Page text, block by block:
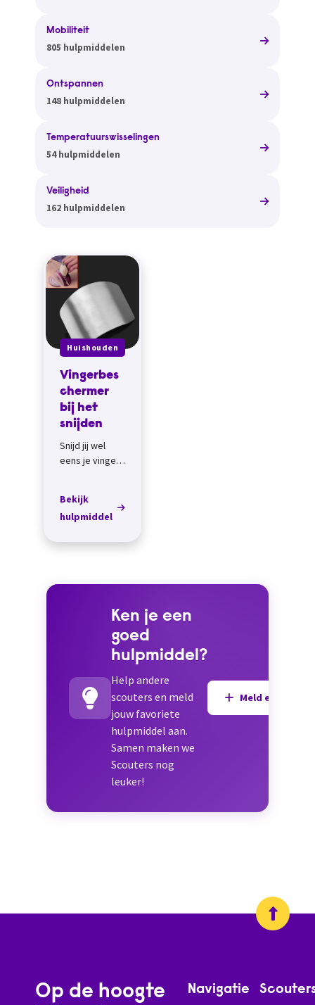
Mobiliteit
805 hulpmiddelen
Ontspannen
148 hulpmiddelen
Temperatuurswisselingen
54 hulpmiddelen
Veiligheid
162 hulpmiddelen
Huishouden
Vingerbes
chermer
bij het
snijden
Snijd jij wel
eens je vingers
koken?&nbsp;
Bekijk
hulpmiddel
Ken je een
goed
hulpmiddel?
Help andere
scouters en meld
jouw favoriete
hulpmiddel aan.
Samen maken we
Scouters nog
leuker!
Meld een
Op de hoogte
Navigatie